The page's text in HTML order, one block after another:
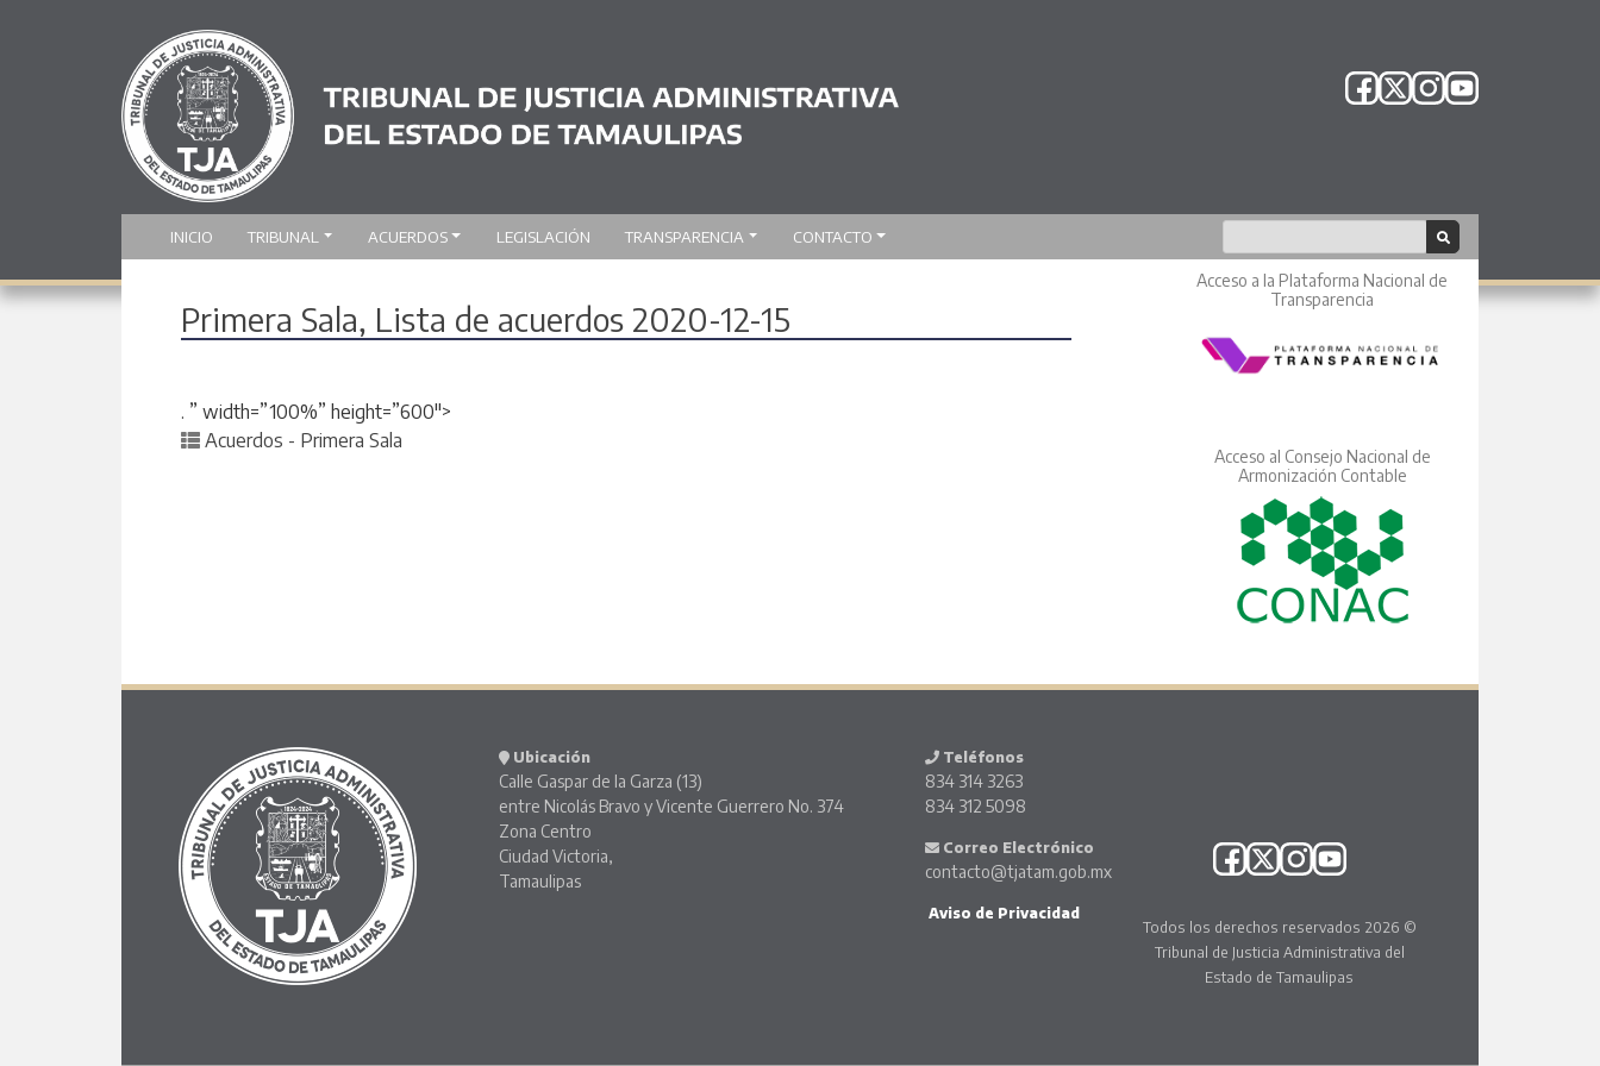
INICIO TRIBUNAL ACUERDOS LEGISLACIÓN TRANSPARENCIA CONTACTO
Primera Sala, Lista de acuerdos 2020-12-15
. ” width=”100%” height=”600″>
Posted in
Acuerdos - Primera Sala
Acceso a la Plataforma Nacional de
Transparencia
Acceso al Consejo Nacional de
Armonización Contable
Ubicación
Calle Gaspar de la Garza (13)
entre Nicolás Bravo y Vicente Guerrero No. 374
Zona Centro
Ciudad Victoria,
Tamaulipas
Teléfonos
834 314 3263
834 312 5098
Correo Electrónico
contacto@tjatam.gob.mx
Aviso de Privacidad
Todos los derechos reservados 2026 ©
Tribunal de Justicia Administrativa del
Estado de Tamaulipas